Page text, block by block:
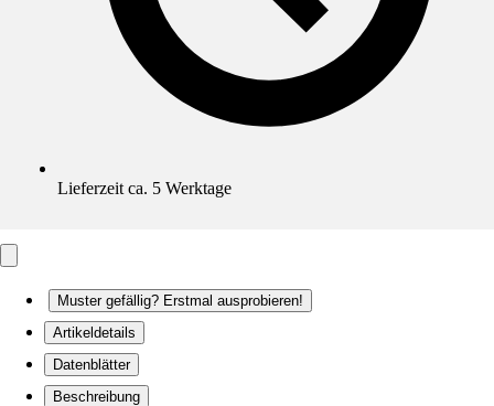
Lieferzeit ca. 5 Werktage
Muster gefällig? Erstmal ausprobieren!
Artikeldetails
Datenblätter
Beschreibung